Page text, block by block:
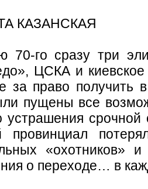
КАЗАНСКАЯ
70-го сразу три
ЦСКА и
за право получить
пущены все
устрашения
провинциал
«охотников»
о переходе… в